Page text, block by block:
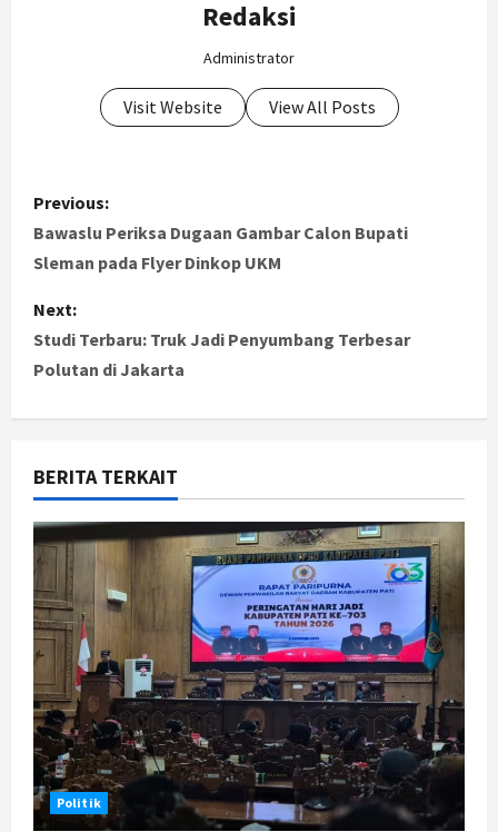
Redaksi
Administrator
Visit Website View All Posts
P
o
t
n
a
v
i
g
a
t
i
o
n
Previous:
Bawaslu Periksa Dugaan Gambar Calon Bupati
Sleman pada Flyer Dinkop UKM
Next:
Studi Terbaru: Truk Jadi Penyumbang Terbesar
Polutan di Jakarta
BERITA TERKAIT
Politik